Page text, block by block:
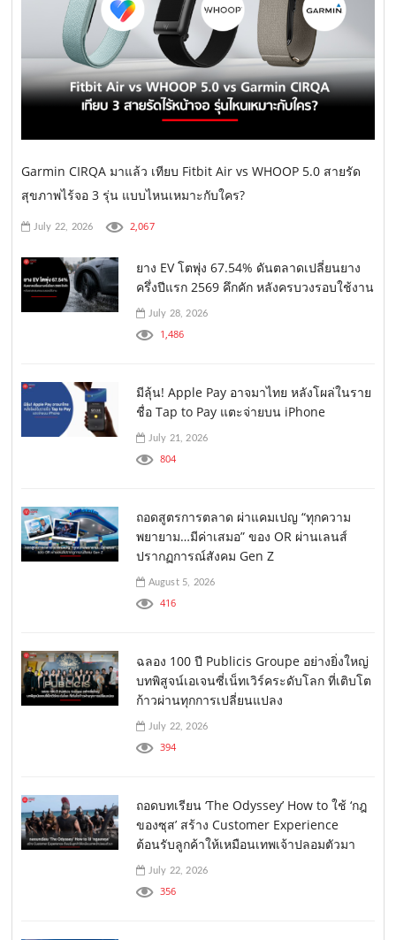
Garmin CIRQA มาแล้ว เทียบ Fitbit Air vs WHOOP 5.0 สายรัด
สุขภาพไร้จอ 3 รุ่น แบบไหนเหมาะกับใคร?
July 22, 2026 2,067
ยาง EV โตพุ่ง 67.54% ดันตลาดเปลี่ยนยาง
ครึ่งปีแรก 2569 คึกคัก หลังครบวงรอบใช้งาน
July 28, 2026
1,486
มีลุ้น! Apple Pay อาจมาไทย หลังโผล่ในราย
ชื่อ Tap to Pay แตะจ่ายบน iPhone
July 21, 2026
804
ถอดสูตรการตลาด ผ่าแคมเปญ “ทุกความ
พยายาม…มีค่าเสมอ” ของ OR ผ่านเลนส์
ปรากฏการณ์สังคม Gen Z
August 5, 2026
416
ฉลอง 100 ปี Publicis Groupe อย่างยิ่งใหญ่
บทพิสูจน์เอเจนซี่เน็ทเวิร์คระดับโลก ที่เติบโต
ก้าวผ่านทุกการเปลี่ยนแปลง
July 22, 2026
394
ถอดบทเรียน ‘The Odyssey’ How to ใช้ ‘กฎ
ของซุส’ สร้าง Customer Experience
ต้อนรับลูกค้าให้เหมือนเทพเจ้าปลอมตัวมา
July 22, 2026
356